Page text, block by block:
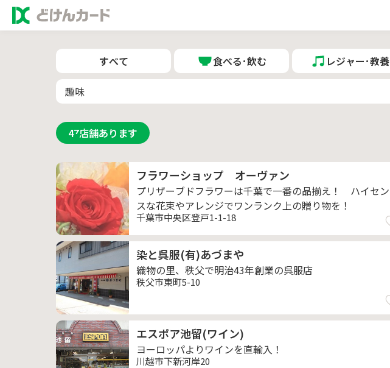
すべて 食べる･飲む レジャー･教養
47店舗あります
フラワーショップ オーヴァン
プリザーブドフラワーは千葉で一番の品揃え！ ハイセン
スな花束やアレンジでワンランク上の贈り物を！
千葉市中央区登戸1-1-18
染と呉服(有)あづまや
織物の里、秩父で明治43年創業の呉服店
秩父市東町5-10
エスポア池留(ワイン)
ヨーロッパよりワインを直輸入！
川越市下新河岸20